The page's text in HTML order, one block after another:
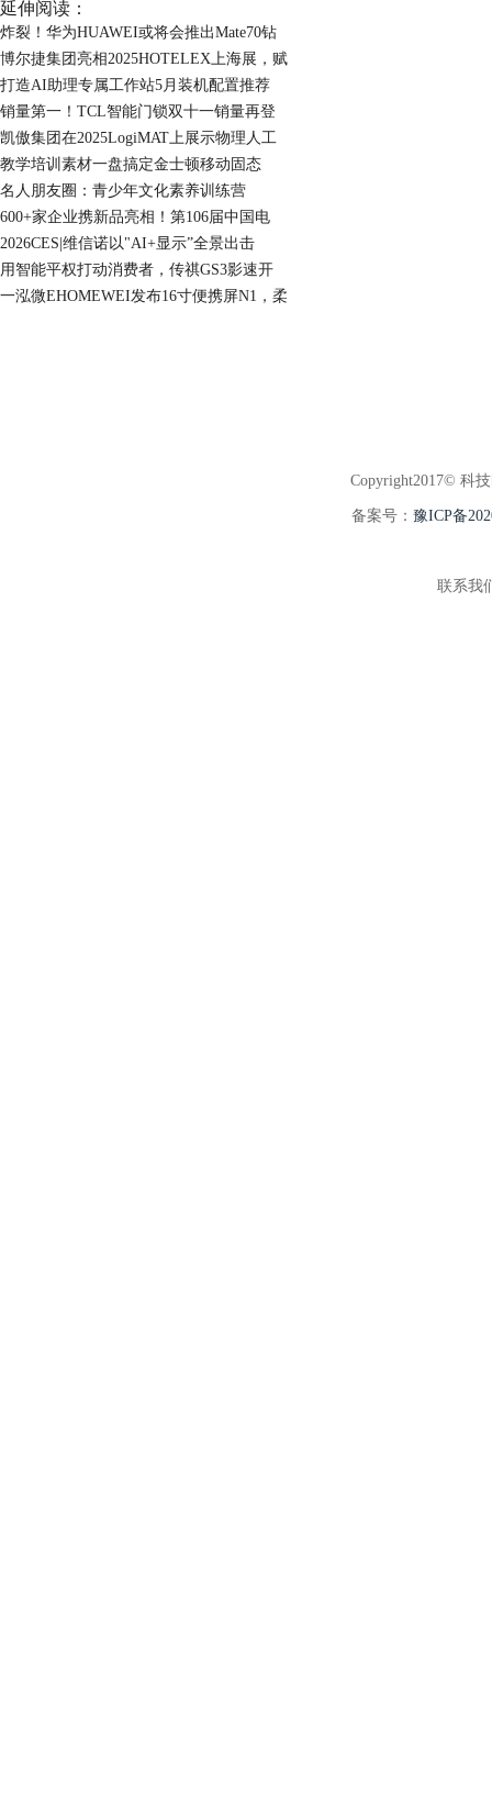
延伸阅读：
炸裂！华为HUAWEI或将会推出Mate70钻
博尔捷集团亮相2025HOTELEX上海展，赋
打造AI助理专属工作站5月装机配置推荐
销量第一！TCL智能门锁双十一销量再登
凯傲集团在2025LogiMAT上展示物理人工
教学培训素材一盘搞定金士顿移动固态
名人朋友圈：青少年文化素养训练营
600+家企业携新品亮相！第106届中国电
2026CES|维信诺以"AI+显示”全景出击
用智能平权打动消费者，传祺GS3影速开
一泓微EHOMEWEI发布16寸便携屏N1，柔
Copyright2017© 科
备案号： 豫ICP备
联系我